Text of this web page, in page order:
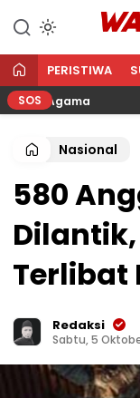
PERISTIWA
SOS
Nasional
580
Terlibat
Redaksi
Sabtu, 5